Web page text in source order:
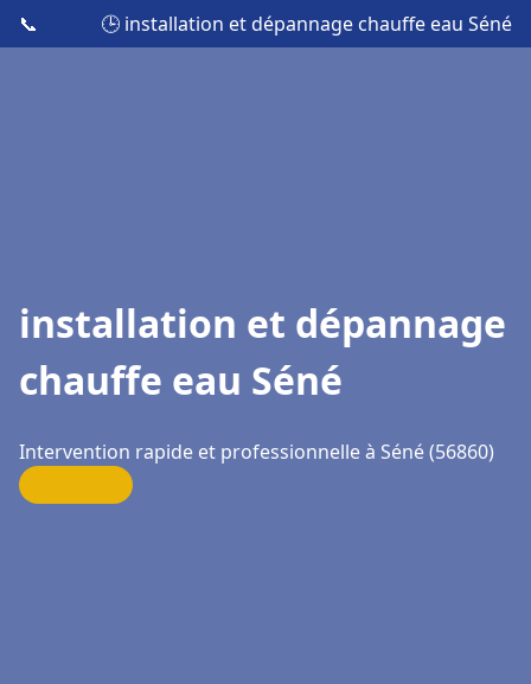
📞 🕒 installation et dépannage chauffe eau Séné
installation et dépannage
chauffe eau Séné
Intervention rapide et professionnelle à Séné (56860)